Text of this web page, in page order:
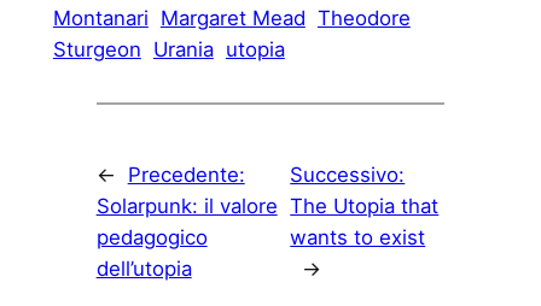
Montanari Margaret Mead Theodore
Sturgeon Urania utopia
←
Precedente:
Solarpunk: il valore
pedagogico
dell’utopia
Successivo:
The Utopia that
wants to exist
→